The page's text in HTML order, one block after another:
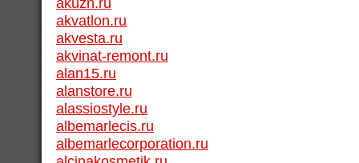
akvatlon.ru
akvesta.ru
akvinat-remont.ru
alan15.ru
alanstore.ru
alassiostyle.ru
albemarlecis.ru
albemarlecorporation.ru